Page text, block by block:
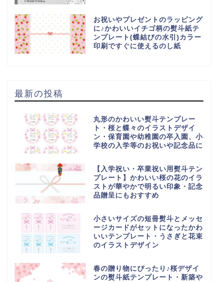
お祝いやプレゼントのラッピング
に♪かわいいイチゴ柄の熨斗紙テ
ンプレート(蝶結びの水引)カラー
印刷ですぐに使えるのし紙
最新の投稿
丸形のかわいい熨斗テンプレー
ト・桜と蝶々のイラストデザイ
ン・保育園や幼稚園の卒入園、小
学校の入学等のお祝いや記念品に
【入学祝い・卒業祝い用熨斗テン
プレート】かわいい桜の花のイラ
ストが華やかで明るい印象・記念
品贈呈にもおすすめ
小さいサイズの短冊熨斗とメッセ
ージカードがセットになったかわ
いいテンプレート・うさぎと花束
のイラストデザイン
春の贈り物にぴったり♪桜デザイ
ンの熨斗紙テンプレート・新築や